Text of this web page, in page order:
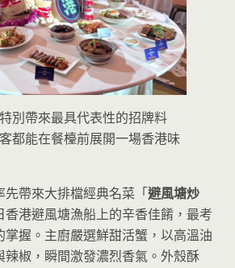
別帶來最具代表性的招牌料
都能在餐檯前展開一場香港味
先帶來大排檔經典名菜「避風塘炒
香港避風塘漁船上的辛香佳餚，最考
握。主廚嚴選鮮甜活蟹，以高溫油
辣椒，瞬間激發濃烈香氣。外殼酥